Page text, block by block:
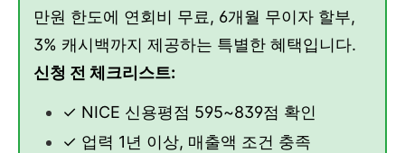
만원 한도에 연회비 무료, 6개월 무이자 할부,
3% 캐시백까지 제공하는 특별한 혜택입니다.
신청 전 체크리스트:
✓ NICE 신용평점 595~839점 확인
✓ 업력 1년 이상, 매출액 조건 충족